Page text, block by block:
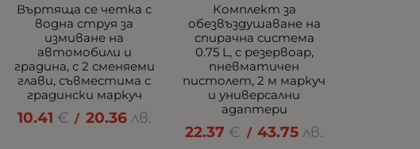
Въртяща се четка с
водна струя за
измиване на
автомобили и
градина, с 2 сменяеми
глави, съвместима с
градински маркуч
10.41 € / 20.36 лв.
Комплект за
обезвъздушаване на
спирачна система
0.75 L, с резервоар,
пневматичен
пистолет, 2 м маркуч
и универсални
адаптери
22.37 € / 43.75 лв.